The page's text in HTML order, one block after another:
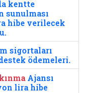
kentte
sunulması
hibe verilecek
sigortaları
ödemeleri.
Ajansı
lira hibe